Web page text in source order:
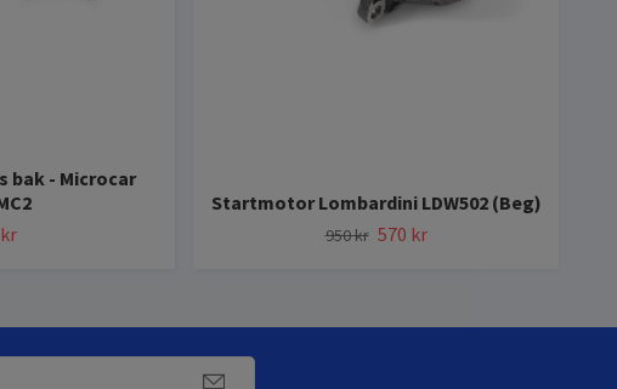
bak - Microcar
Startmotor Lombardini LDW502 (Beg)
950 kr 570 kr